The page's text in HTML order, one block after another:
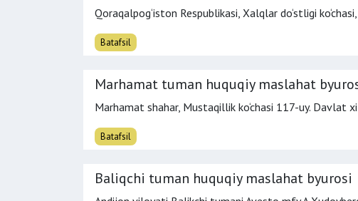
Qoraqalpog‘iston Respublikasi, Xalqlar do‘stligi
Batafsil
Marhamat tuman huquqiy maslahat
Marhamat shahar, Mustaqillik ko‘chasi 117-uy. Davlat
Batafsil
Baliqchi tuman huquqiy maslahat byurosi